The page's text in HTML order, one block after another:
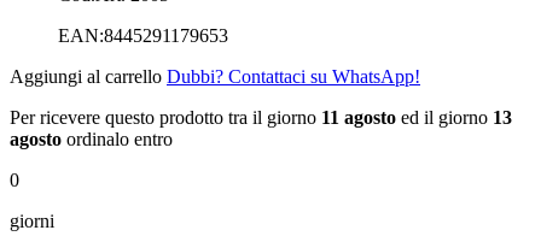
EAN:8445291179653
Aggiungi al carrello Dubbi? Contattaci su WhatsApp!
Per ricevere questo prodotto tra il giorno 11 agosto ed il giorno 13
agosto ordinalo entro
0
giorni